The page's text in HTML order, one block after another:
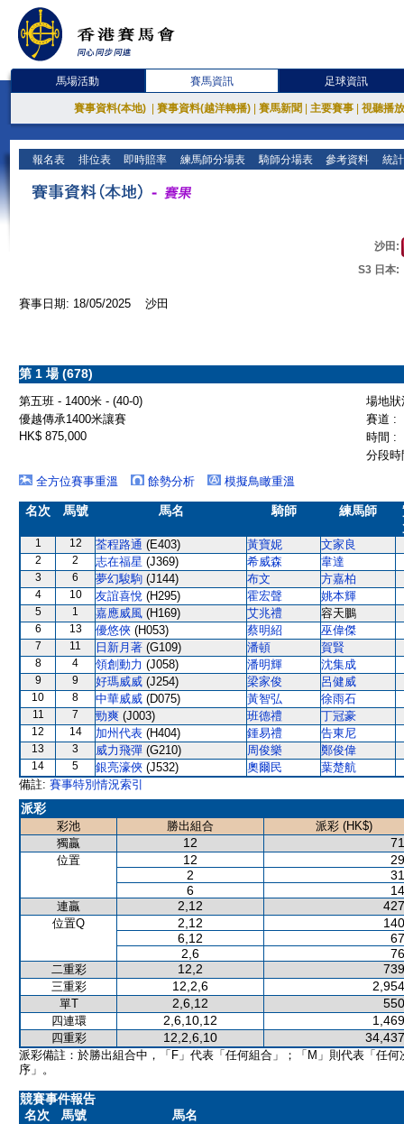
馬場活動 賽馬資訊 足球資訊
賽事資料(本地) 賽事資料(越洋轉播) 賽馬新聞 主要賽事 視聽播
報名表 排位表 即時賠率 練馬師分場表 騎師分場表 參考資料 統
沙田:
S3 日本:
賽事日期: 18/05/2025 沙田
第 1 場 (678)
第五班 - 1400米 - (40-0)
場地
優越傳承1400米讓賽
賽道 :
HK$ 875,000
時間 :
分段
全方位賽事重溫
餘勢分析 模擬鳥瞰重溫
名次 馬號 馬名 騎師 練馬師
1 12 荃程路通 (E403) 黃寶妮 文家良
2 2 志在福星 (J369) 希威森 韋達
3 6 夢幻駿駒 (J144) 布文 方嘉柏
4 10 友誼喜悅 (H295) 霍宏聲 姚本輝
5 1 嘉應威風 (H169) 艾兆禮 容天鵬
6 13 優悠俠 (H053) 蔡明紹 巫偉傑
7 11 日新月著 (G109) 潘頓 賀賢
8 4 領創動力 (J058) 潘明輝 沈集成
9 9 好瑪威威 (J254) 梁家俊 呂健威
10 8 中華威威 (D075) 黃智弘 徐雨石
11 7 勁爽 (J003) 班德禮 丁冠豪
12 14 加州代表 (H404) 鍾易禮 告東尼
13 3 威力飛彈 (G210) 周俊樂 鄭俊偉
14 5 銀亮濠俠 (J532) 奧爾民
葉楚航
備註: 賽事特別情況索引
派彩
彩池 勝出組合
派彩 (HK$)
獨贏
12
位置 12
2
6
連贏 2,12
位置Q 2,12
6,12
2,6
二重彩 12,2
三重彩 12,2,6
單T 2,6,12
四連環 2,6,10,12
四重彩 12,2,6,10
派彩備註：於勝出組合中，「F」代表「任何組合」；「M」則代表「任何
序」。
競賽事件報告
名次
馬號 馬名